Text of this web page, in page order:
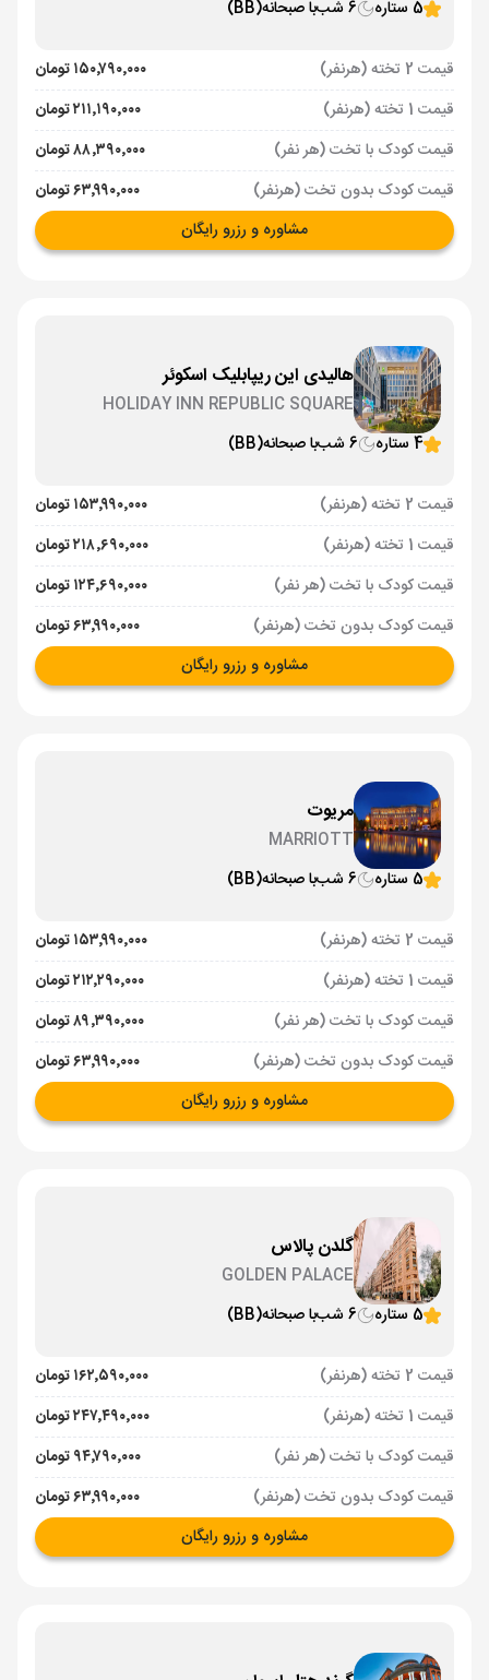
5 ستاره 6 شب با صبحانه(BB)
قیمت 2 تخته (هرنفر)
۱۵۰٬۷۹۰٬۰۰۰ تومان
قیمت 1 تخته (هرنفر)
۲۱۱٬۱۹۰٬۰۰۰ تومان
قیمت کودک با تخت (هر نفر)
۸۸٬۳۹۰٬۰۰۰ تومان
قیمت کودک بدون تخت (هرنفر)
۶۳٬۹۹۰٬۰۰۰ تومان
مشاوره و رزرو رایگان
هالیدی این ریپابلیک اسکوئر
HOLIDAY INN REPUBLIC SQUARE
4 ستاره
6 شب با صبحانه(BB)
قیمت 2 تخته (هرنفر)
۱۵۳٬۹۹۰٬۰۰۰ تومان
قیمت 1 تخته (هرنفر)
۲۱۸٬۶۹۰٬۰۰۰ تومان
قیمت کودک با تخت (هر نفر)
۱۲۴٬۶۹۰٬۰۰۰ تومان
قیمت کودک بدون تخت (هرنفر)
۶۳٬۹۹۰٬۰۰۰ تومان
مشاوره و رزرو رایگان
مریوت
MARRIOTT
5 ستاره
6 شب با صبحانه(BB)
قیمت 2 تخته (هرنفر)
۱۵۳٬۹۹۰٬۰۰۰ تومان
قیمت 1 تخته (هرنفر)
۲۱۲٬۲۹۰٬۰۰۰ تومان
قیمت کودک با تخت (هر نفر)
۸۹٬۳۹۰٬۰۰۰ تومان
قیمت کودک بدون تخت (هرنفر)
۶۳٬۹۹۰٬۰۰۰ تومان
مشاوره و رزرو رایگان
گلدن پالاس
GOLDEN PALACE
5 ستاره
6 شب با صبحانه(BB)
قیمت 2 تخته (هرنفر)
۱۶۲٬۵۹۰٬۰۰۰ تومان
قیمت 1 تخته (هرنفر)
۲۴۷٬۴۹۰٬۰۰۰ تومان
قیمت کودک با تخت (هر نفر)
۹۴٬۷۹۰٬۰۰۰ تومان
قیمت کودک بدون تخت (هرنفر)
۶۳٬۹۹۰٬۰۰۰ تومان
مشاوره و رزرو رایگان